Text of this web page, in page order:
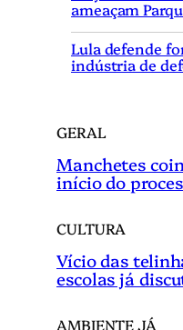
ameaçam
Lula defende
indústria de
GERAL
Manchetes
início do
CULTURA
Vício das
escolas já
AMBIENTE JÁ